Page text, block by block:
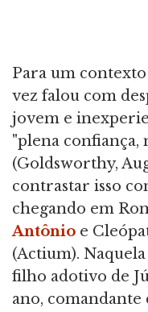
Para um
vez falou com
jovem e
"plena confiança,
(Goldsworthy,
contrastar isso
chegando em
Antônio e
(Actium).
filho adotivo de
ano, comandante